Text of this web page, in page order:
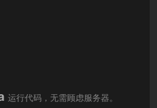
运行代码，无需顾虑服务器。